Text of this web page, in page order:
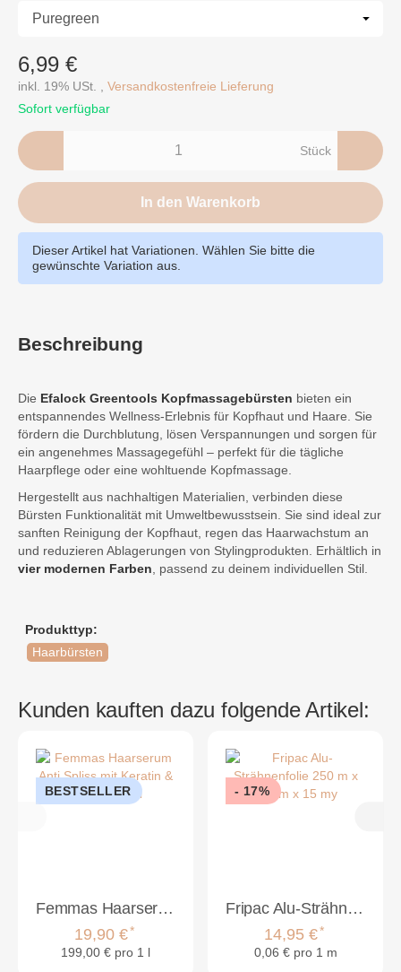
6,99 €
inkl. 19% USt. , Versandkostenfreie Lieferung
Sofort verfügbar
Stück
In den Warenkorb
Dieser Artikel hat Variationen. Wählen Sie bitte die
gewünschte Variation aus.
Beschreibung
Die Efalock Greentools Kopfmassagebürsten bieten ein
entspannendes Wellness-Erlebnis für Kopfhaut und Haare. Sie
fördern die Durchblutung, lösen Verspannungen und sorgen für
ein angenehmes Massagegefühl – perfekt für die tägliche
Haarpflege oder eine wohltuende Kopfmassage.
Hergestellt aus nachhaltigen Materialien, verbinden diese
Bürsten Funktionalität mit Umweltbewusstsein. Sie sind ideal zur
sanften Reinigung der Kopfhaut, regen das Haarwachstum an
und reduzieren Ablagerungen von Stylingprodukten. Erhältlich in
vier modernen Farben , passend zu deinem individuellen Stil.
Produkttyp:
Haarbürsten
Kunden kauften dazu folgende Artikel:
BESTSELLER
Femmas Haarserum Anti Spliss mit Keratin & Argan 100ml
19,90 €*
199,00 € pro 1 l
- 17%
Fripac Alu-Strähnenfolie 250 m x 12 cm x 15 my
14,95 €*
0,06 € pro 1 m